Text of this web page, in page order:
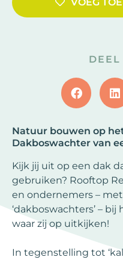
Natuur bouwen op
Dakboswachter van
Kijk jij uit op een dak
gebruiken? Rooftop
en ondernemers –
‘dakboswachters’ –
waar zij op uitkijken!
In tegenstelling tot